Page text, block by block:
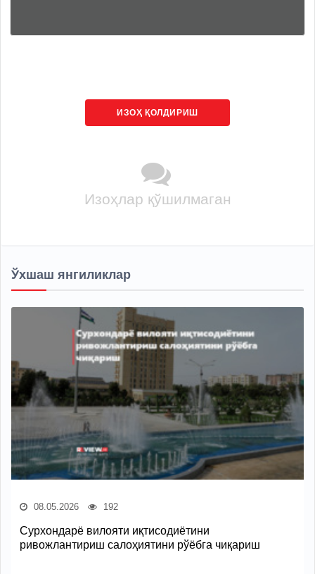
ИЗОҲ ҚОЛДИРИШ
Изоҳлар қўшилмаган
Ўхшаш янгиликлар
08.05.2026 192
Сурхондарё вилояти иқтисодиётини
ривожлантириш салоҳиятини рўёбга чиқариш